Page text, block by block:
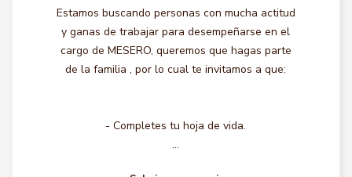
Estamos buscando personas con mucha actitud
y ganas de trabajar para desempeñarse en el
cargo de MESERO, queremos que hagas parte
de la familia , por lo cual te invitamos a que:
- Completes tu hoja de vida.
...